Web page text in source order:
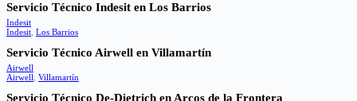
Servicio Técnico Indesit en Los Barrios
Indesit
Indesit Los Barrios
Servicio Técnico Airwell en Villamartín
Airwell
Airwell Villamartín
Servicio Técnico De-Dietrich en Arcos de la Frontera